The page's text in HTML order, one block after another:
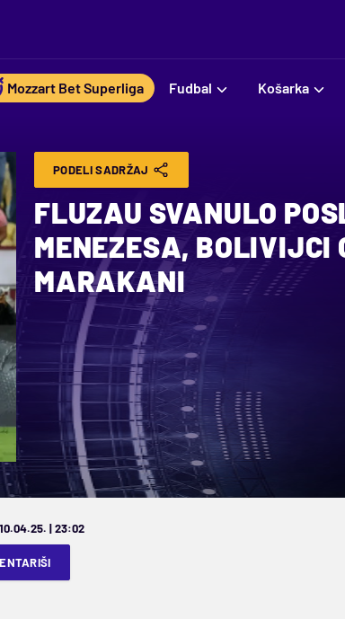
Mozzart Bet Superliga Fudbal Košarka
PODELI SADRŽAJ
FLUZAU SVANULO
MENEZESA, BOLIVIJCI
MARAKANI
| 23:02